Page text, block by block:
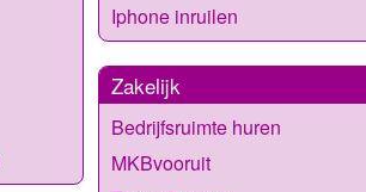
Iphone inruilen
Zakelijk
Bedrijfsruimte huren
MKBvooruit